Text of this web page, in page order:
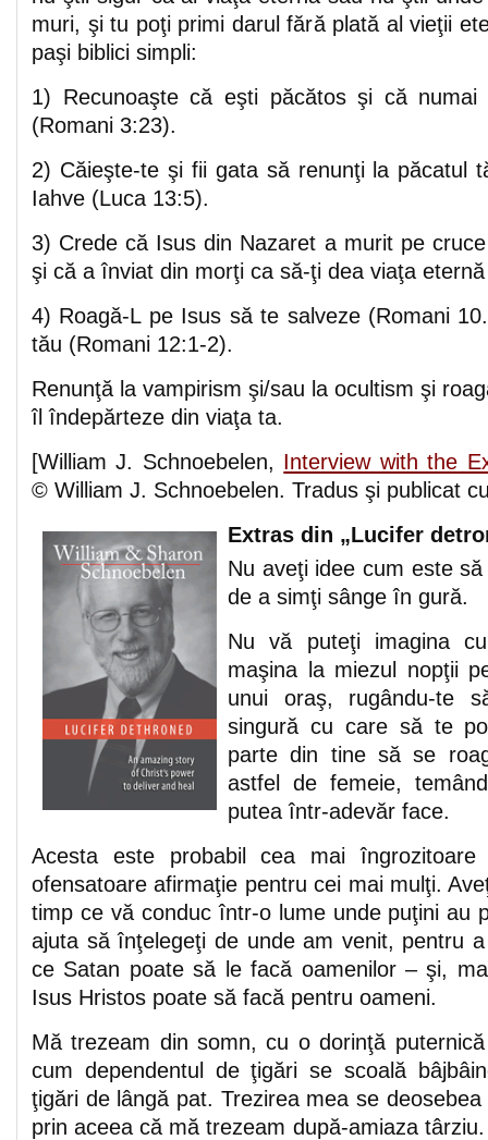
muri, şi tu poţi primi darul fără plată al vieţii
paşi biblici simpli:
1) Recunoaşte că eşti păcătos şi că
(Romani 3:23).
2) Căieşte-te şi fii gata să renunţi la păcatul
Iahve (Luca 13:5).
3) Crede că Isus din Nazaret a murit pe
şi că a înviat din morţi ca să-ţi dea viaţa
4) Roagă-L pe Isus să te salveze (Romani
tău (Romani 12:1-2).
Renunţă la vampirism şi/sau la ocultism şi
îl îndepărteze din viaţa ta.
[William J. Schnoebelen, Interview with the
© William J. Schnoebelen. Tradus şi publicat
Extras din „Lucifer
Nu aveţi idee cum este
de a simţi sânge în gură.
Nu vă puteţi imagina
maşina la miezul nopţii
unui oraş, rugându-te
singură cu care să te
parte din tine să se
astfel de femeie,
putea într-adevăr face.
Acesta este probabil cea mai
ofensatoare afirmaţie pentru cei mai mulţi.
timp ce vă conduc într-o lume unde puţini au
ajuta să înţelegeţi de unde am venit, pentru
ce Satan poate să le facă oamenilor – şi,
Isus Hristos poate să facă pentru oameni.
Mă trezeam din somn, cu o dorinţă
cum dependentul de ţigări se scoală
ţigări de lângă pat. Trezirea mea se
prin aceea că mă trezeam după-amiaza